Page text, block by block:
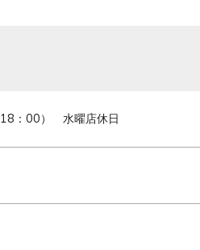
：00）　水曜店休日